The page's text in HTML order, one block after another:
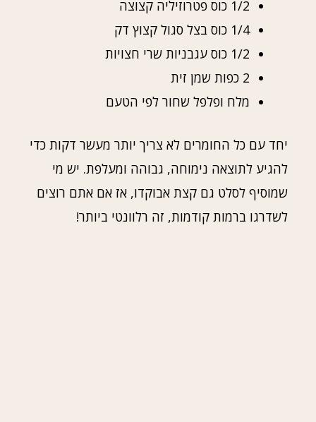
1/2 כוס פטרוזיליה קצוצה
1/4 כוס בצל סגול קצוץ דק
1/2 כוס עגבניות שרי חצויות
2 כפות שמן זית
מלח ופלפל שחור לפי הטעם
יחד עם כל החומרים לא צריך יותר מעשר דקות כדי
להגיע לתוצאה נימוחה, גבוהה ומעלפת. יש מי
שמוסיף לסלט גם קצת אבוקדו, אז אם אתם רוצים
לשדרגו ברמות קודמות, זה רלוונטי ביותר!